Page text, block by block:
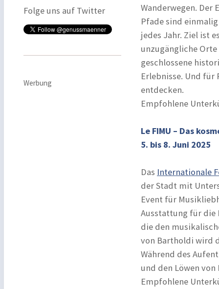
Folge uns auf Twitter
Werbung
Wanderwegen. Der
Pfade sind
jedes Jahr. Ziel ist
unzugängliche
geschlossene
Erlebnisse. Und
entdecken.
Empfohlene
Le FIMU – Das
5. bis 8. Juni 2025
Das Internationale
der Stadt mit
Event für
Ausstattung für die
die den
von Bartholdi wird
Während des
und den Löwen
Empfohlene